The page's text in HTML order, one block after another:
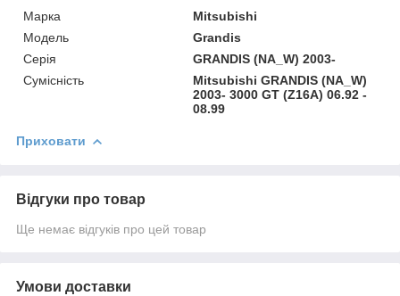
Марка
Mitsubishi
Модель
Grandis
Серія
GRANDIS (NA_W) 2003-
Сумісність
Mitsubishi GRANDIS (NA_W)
2003- 3000 GT (Z16A) 06.92 -
08.99
Приховати
Відгуки про товар
Ще немає відгуків про цей товар
Умови доставки